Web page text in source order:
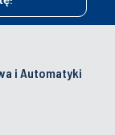
i Automatyki